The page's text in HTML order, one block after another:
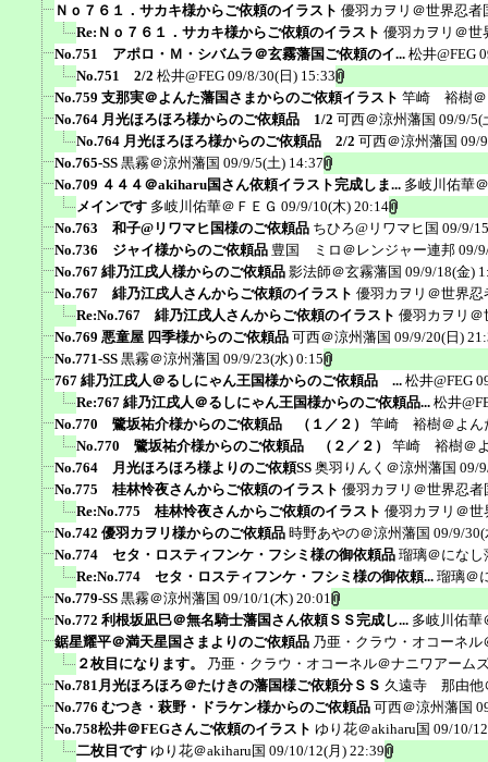
Ｎｏ７６１．サカキ様からご依頼のイラスト 優羽カヲリ＠世界忍者
Re:Ｎｏ７６１．サカキ様からご依頼のイラスト 優羽カヲリ＠世
No.751 アポロ・Ｍ・シバムラ＠玄霧藩国ご依頼のイ... 松井@FEG
No.751 2/2 松井@FEG 09/8/30(日) 15:33
No.759 支那実＠よんた藩国さまからのご依頼イラスト 竿崎 裕樹＠
No.764 月光ほろほろ様からのご依頼品 1/2 可西＠涼州藩国 09/9/5(
No.764 月光ほろほろ様からのご依頼品 2/2 可西＠涼州藩国 09/
No.765-SS 黒霧＠涼州藩国 09/9/5(土) 14:37
No.709 ４４４＠akiharu国さん依頼イラスト完成しま... 多岐川佑華
メインです 多岐川佑華＠ＦＥＧ 09/9/10(木) 20:14
No.763 和子@リワマヒ国様のご依頼品 ちひろ@リワマヒ国 09/9/
No.736 ジャイ様からのご依頼品 豊国 ミロ＠レンジャー連邦 09/
No.767 緋乃江戌人様からのご依頼品 影法師＠玄霧藩国 09/9/18(金)
No.767 緋乃江戌人さんからご依頼のイラスト 優羽カヲリ＠世界忍
Re:No.767 緋乃江戌人さんからご依頼のイラスト 優羽カヲリ＠
No.769 悪童屋 四季様からのご依頼品 可西＠涼州藩国 09/9/20(日)
No.771-SS 黒霧＠涼州藩国 09/9/23(水) 0:15
767 緋乃江戌人＠るしにゃん王国様からのご依頼品 ... 松井@FEG
Re:767 緋乃江戌人＠るしにゃん王国様からのご依頼品... 松井
No.770 鷺坂祐介様からのご依頼品 （１／２）
竿崎 裕樹＠よん
No.770 鷺坂祐介様からのご依頼品 （２／２）
竿崎 裕樹＠
No.764 月光ほろほろ様よりのご依頼SS 奥羽りんく＠涼州藩国 09/
No.775 桂林怜夜さんからご依頼のイラスト 優羽カヲリ＠世界忍者
Re:No.775 桂林怜夜さんからご依頼のイラスト 優羽カヲリ＠世
No.742 優羽カヲリ様からのご依頼品 時野あやの＠涼州藩国 09/9/30(
No.774 セタ・ロスティフンケ・フシミ様の御依頼品 瑠璃＠になし
Re:No.774 セタ・ロスティフンケ・フシミ様の御依頼... 瑠璃＠
No.779-SS 黒霧＠涼州藩国 09/10/1(木) 20:01
No.772 利根坂凪巳＠無名騎士藩国さん依頼ＳＳ完成し... 多岐川佑華
鋸星耀平＠満天星国さまよりのご依頼品 乃亜・クラウ・オコーネ
２枚目になります。
乃亜・クラウ・オコーネル＠ナニワアーム
No.781月光ほろほろ＠たけきの藩国様ご依頼分ＳＳ 久遠寺 那由他
No.776 むつき・萩野・ドラケン様からのご依頼品 可西＠涼州藩国
No.758松井＠FEGさんご依頼のイラスト ゆり花＠akiharu国 09/10/
二枚目です ゆり花＠akiharu国 09/10/12(月) 22:39